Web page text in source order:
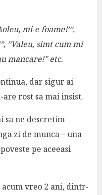
mi-e foame!”’,
”Valeu, simt cum mi
mancare!” etc.
dar sigur ai
rost sa mai insist.
sa ne descretim
zi de munca – una
pe aceeasi
acum vreo 2 ani, dintr-